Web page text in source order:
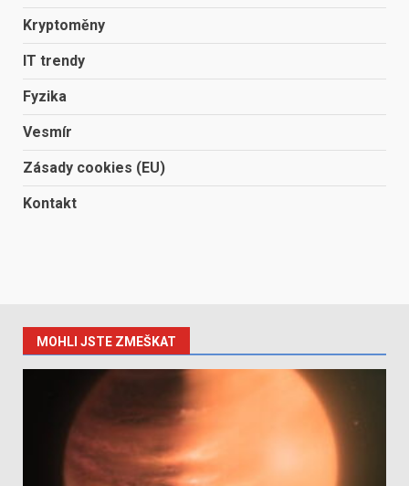
Kryptoměny
IT trendy
Fyzika
Vesmír
Zásady cookies (EU)
Kontakt
MOHLI JSTE ZMEŠKAT